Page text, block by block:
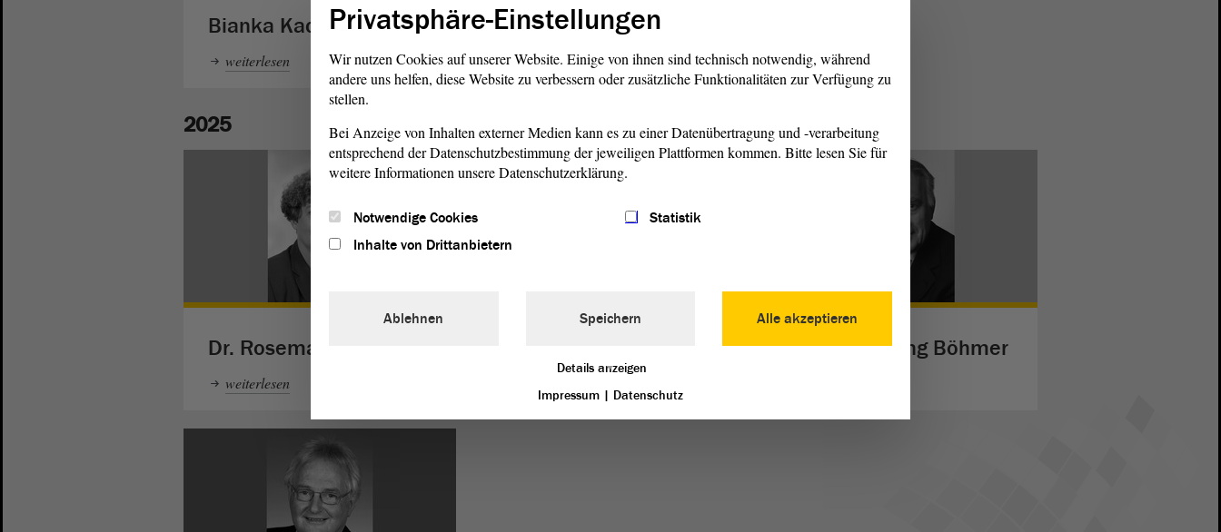
Bianka Kachel
weiterlesen
2025
Dr. Rosemarie Hein
weiterlesen
Prof. Wolfgang Böhmer
Privatsphäre-Einstellungen
Wir nutzen Cookies auf unserer Website. Einige von ihnen sind technisch notwendig, während
andere uns helfen, diese Website zu verbessern oder zusätzliche Funktionalitäten zur Verfügung zu
stellen.
Bei Anzeige von Inhalten externer Medien kann es zu einer Datenübertragung und -verarbeitung
entsprechend der Datenschutzbestimmung der jeweiligen Plattformen kommen. Bitte lesen Sie für
weitere Informationen unsere Datenschutzerklärung.
Notwendige Cookies
Statistik
Inhalte von Drittanbietern
Alle akzeptieren
Ablehnen Speichern
Details anzeigen
Impressum | Datenschutz